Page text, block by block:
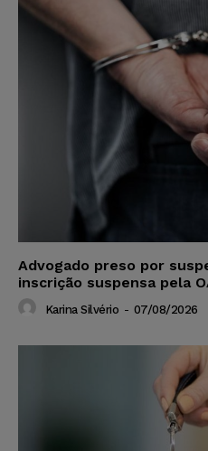
Advogado preso por
inscrição suspensa pela
Karina Silvério - 07/08/2026